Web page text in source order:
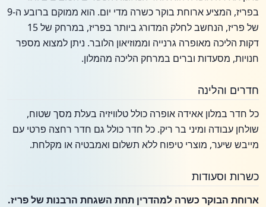
בפריז, המציע ארוחת בוקר כשרה מדי יום. הוא ממוקם ברובע ה-9
של פריז, הנחשב לחלק המדורג ביותר בפריז, במרחק של 15
דקות הליכה מאופרה גרנייה וממוזיאון הלובר. ניתן למצוא מספר
חנויות, מסעדות וברים במרחק הליכה מהמלון.
חדרים והלינה
כל חדר במלון אאידה אופרה כולל טלוויזיה בעלת מסך שטוח,
שולחן עבודה ומיני בר ריק. כל חדר כולל גם חדר רחצה פרטי עם
מייבש שיער, מוצרי טיפוח ללא תשלום ואמבטיה או מקלחת.
כשרות וסעודות
ארוחת הבוקר כשרה למהדרין תחת השגחת הרבנות של פריז.